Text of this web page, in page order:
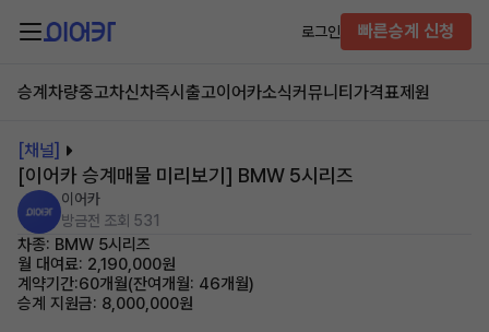
로그인 빠른승계 신청
승계차량중고차신차즉시출고이어카소식커뮤니티 가격표제원
[채널]
[이어카 승계매물 미리보기] BMW 5시리즈
이어카
방금전 조회 531
차종: BMW 5시리즈
월 대여료: 2,190,000원
계약기간:60개월(잔여개월: 46개월)
승계 지원금: 8,000,000원